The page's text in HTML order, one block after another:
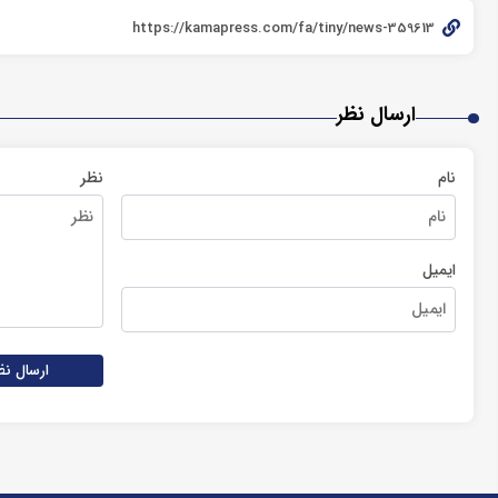
ارسال نظر
نام
ایمیل
نظر
ارسال